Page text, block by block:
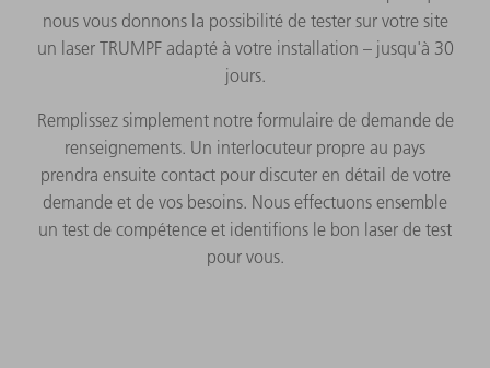
nous vous donnons la possibilité de tester sur votre site
un laser TRUMPF adapté à votre installation – jusqu'à 30
jours.
Remplissez simplement notre formulaire de demande de
renseignements. Un interlocuteur propre au pays
prendra ensuite contact pour discuter en détail de votre
demande et de vos besoins. Nous effectuons ensemble
un test de compétence et identifions le bon laser de test
pour vous.